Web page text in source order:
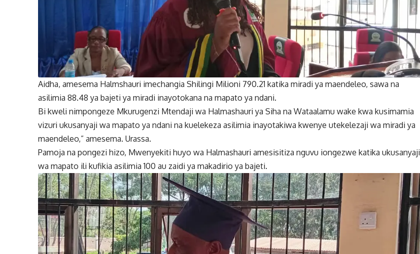
Aidha, amesema Halmshauri imechangia Shilingi Milioni 790.21 katika miradi ya maendeleo, sawa na
asilimia 88.48 ya bajeti ya miradi inayotokana na mapato ya ndani.
Bi kweli nimpongeze Mkurugenzi Mtendaji wa Halmashauri ya Siha na Wataalamu wake kwa kusimamia
vizuri ukusanyaji wa mapato ya ndani na kuelekeza asilimia inayotakiwa kwenye utekelezaji wa miradi ya
maendeleo,” amesema. Urassa.
Pamoja na pongezi hizo, Mwenyekiti huyo wa Halmashauri amesisitiza nguvu iongezwe katika ukusanyaji
wa mapato ili kufikia asilimia 100 au zaidi ya makadirio ya bajeti.